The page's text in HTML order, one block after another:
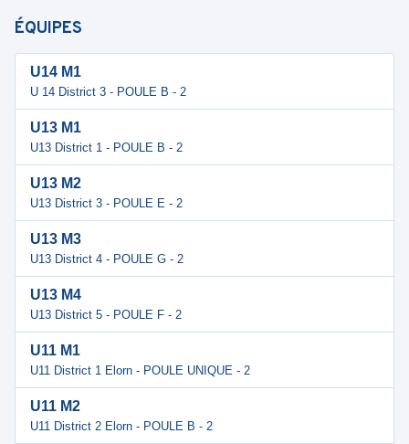
ÉQUIPES
U14 M1
U 14 District 3 - POULE B - 2
U13 M1
U13 District 1 - POULE B - 2
U13 M2
U13 District 3 - POULE E - 2
U13 M3
U13 District 4 - POULE G - 2
U13 M4
U13 District 5 - POULE F - 2
U11 M1
U11 District 1 Elorn - POULE UNIQUE - 2
U11 M2
U11 District 2 Elorn - POULE B - 2